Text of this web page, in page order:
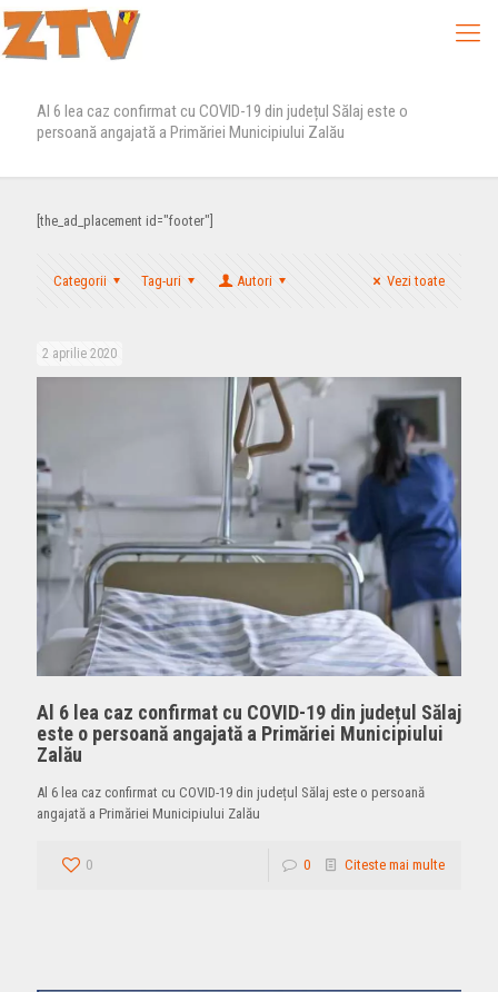
Al 6 lea caz confirmat cu COVID-19 din județul Sălaj este o
persoană angajată a Primăriei Municipiului Zalău
[the_ad_placement id="footer"]
Categorii Tag-uri Autori Vezi toate
2 aprilie 2020
Al 6 lea caz confirmat cu COVID-19 din județul Sălaj
este o persoană angajată a Primăriei Municipiului
Zalău
Al 6 lea caz confirmat cu COVID-19 din județul Sălaj este o persoană
angajată a Primăriei Municipiului Zalău
0 0 Citeste mai multe